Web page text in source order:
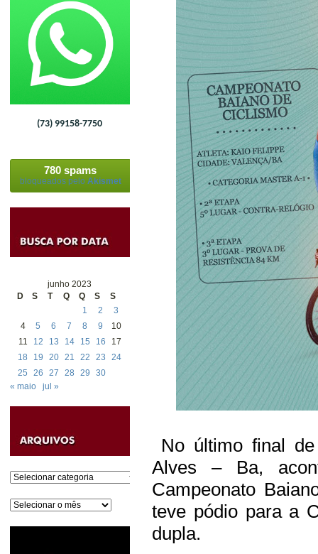
(73) 99158-7750
780 spams
bloqueados pelo Akismet
junho 2023
D
S T Q Q S
S
1
2
3
4
5 6 7 8 9
10
11
12 13 14 15 16
17
18
19 20 21 22 23
24
25
26 27 28 29
30
« maio
jul »
Categorias
Arquivos
No último final
Alves – Ba,
Campeonato
teve pódio para a
dupla.